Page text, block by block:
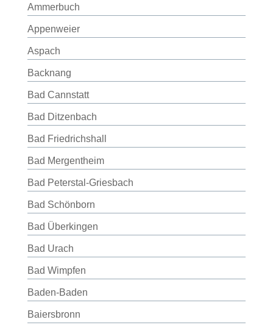
Ammerbuch
Appenweier
Aspach
Backnang
Bad Cannstatt
Bad Ditzenbach
Bad Friedrichshall
Bad Mergentheim
Bad Peterstal-Griesbach
Bad Schönborn
Bad Überkingen
Bad Urach
Bad Wimpfen
Baden-Baden
Baiersbronn